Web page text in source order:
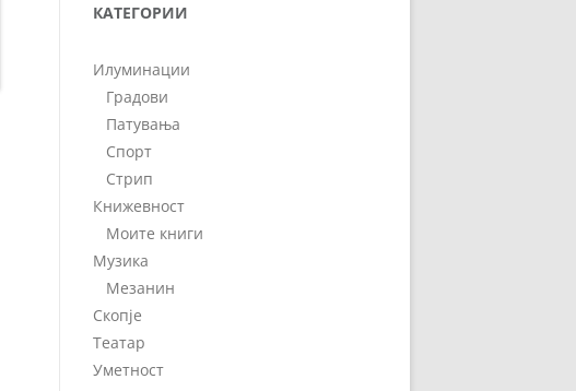
КАТЕГОРИИ
Илуминации
Градови
Патувања
Спорт
Стрип
Книжевност
Моите книги
Музика
Мезанин
Скопје
Театар
Уметност